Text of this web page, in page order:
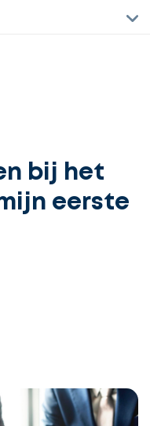
bij het
eerste